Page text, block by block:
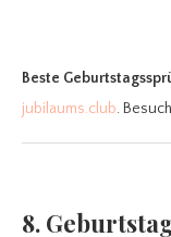
Beste
jubilaums.club.
8.